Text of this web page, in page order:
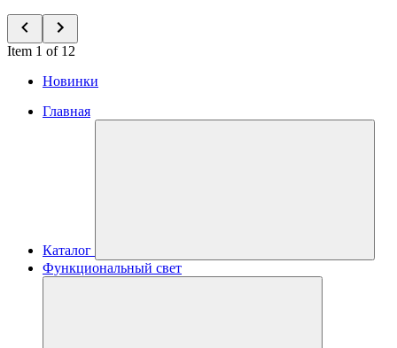
Item 1 of 12
Новинки
Главная
Каталог
Функциональный свет